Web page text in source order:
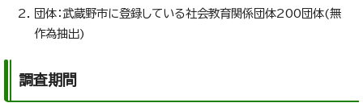
団体：武蔵野市に登録している社会教育関係団体200団体(無
作為抽出)
調査期間